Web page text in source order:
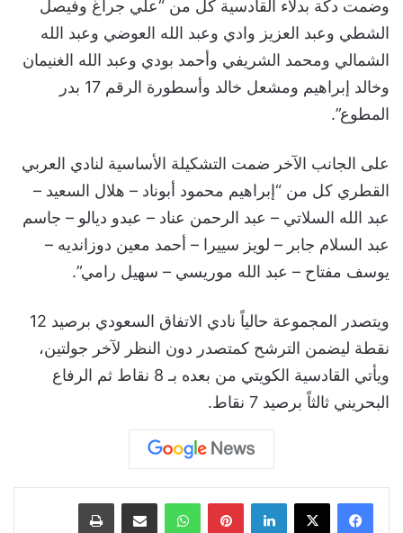
وضمت دكة بدلاء القادسية كل من “علي جراغ وفيصل
الشطي وعبد العزيز وادي وعبد الله العوضي وعبد الله
الشمالي ومحمد الشريفي وأحمد بودي وعبد الله الغنيمان
وخالد إبراهيم ومشعل خالد وأسطورة الرقم 17 بدر
المطوع”.
على الجانب الآخر ضمت التشكيلة الأساسية لنادي العربي
القطري كل من “إبراهيم محمود أبوناد – هلال السعيد –
عبد الله السلاتي – عبد الرحمن عناد – عبدو ديالو – جاسم
عبد السلام جابر – لويز سييرا – أحمد معين دوزانديه –
يوسف مفتاح – عبد الله موريسي – سهيل رامي”.
ويتصدر المجموعة حالياً نادي الاتفاق السعودي برصيد 12
نقطة ليضمن الترشح كمتصدر دون النظر لآخر جولتين،
ويأتي القادسية الكويتي من بعده بـ 8 نقاط ثم الرفاع
البحريني ثالثاً برصيد 7 نقاط.
لينكدإن بينتيريست واتساب